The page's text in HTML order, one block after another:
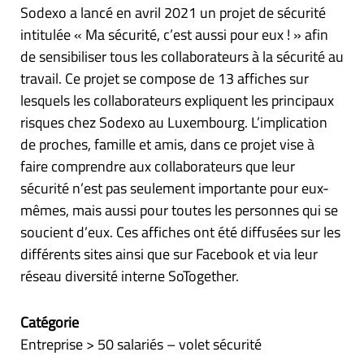
Sodexo a lancé en avril 2021 un projet de sécurité
intitulée « Ma sécurité, c’est aussi pour eux ! » afin
de sensibiliser tous les collaborateurs à la sécurité au
travail. Ce projet se compose de 13 affiches sur
lesquels les collaborateurs expliquent les principaux
risques chez Sodexo au Luxembourg. L’implication
de proches, famille et amis, dans ce projet vise à
faire comprendre aux collaborateurs que leur
sécurité n’est pas seulement importante pour eux-
mêmes, mais aussi pour toutes les personnes qui se
soucient d’eux. Ces affiches ont été diffusées sur les
différents sites ainsi que sur Facebook et via leur
réseau diversité interne SoTogether.
Catégorie
Entreprise > 50 salariés – volet sécurité